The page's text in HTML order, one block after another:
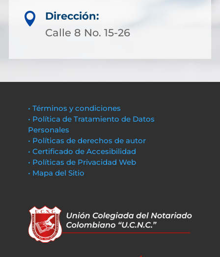

Dirección:
Calle 8 No. 15-26
• Términos y condiciones
• Política de Tratamiento de Datos
Personales
• Políticas de derechos de autor
• Certificado de Accesibilidad
• Políticas de Privacidad Web
• Mapa del Sitio